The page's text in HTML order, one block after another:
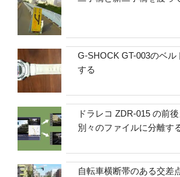
G-SHOCK GT-003のベル
する
ドラレコ ZDR-015 の前
別々のファイルに分離す
自転車横断帯のある交差